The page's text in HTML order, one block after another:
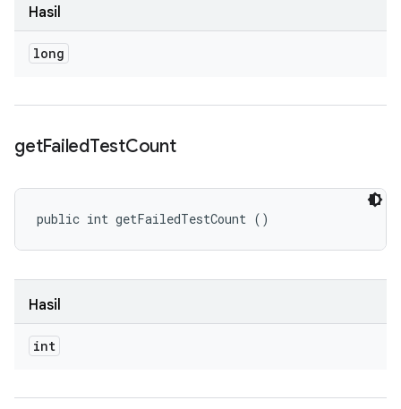
Hasil
long
getFailedTestCount
public int getFailedTestCount ()
Hasil
int